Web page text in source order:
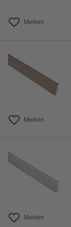
Merken
Merken
Merken